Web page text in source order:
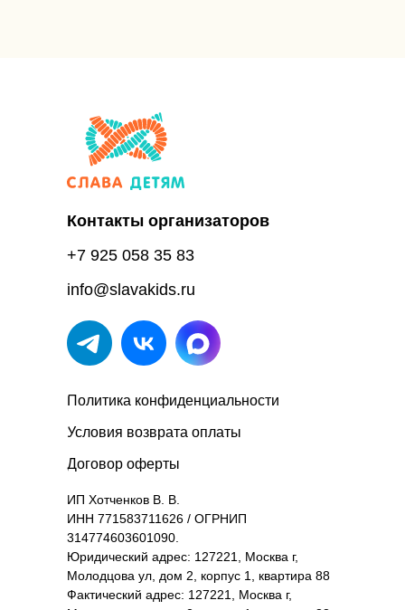
info@slavakids.ru
Контакты организаторов
+7 925 058 35 83
ИП Хотченков В. В.
ИНН 771583711626 / ОГРНИП
314774603601090.
Юридический адрес: 127221, Москва г,
Молодцова ул, дом 2, корпус 1, квартира 88
Фактический адрес: 127221, Москва г,
Политика конфиденциальности
Условия возврата оплаты
Договор оферты